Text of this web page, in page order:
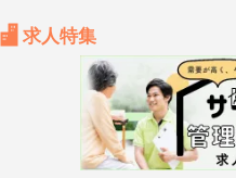
求人特集